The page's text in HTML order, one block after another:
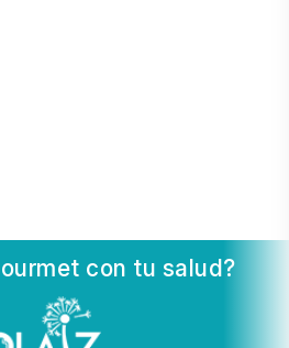
con tu salud?